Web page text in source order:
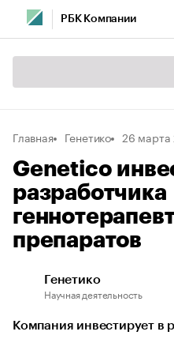
РБК Компании
Главная Генетико 26
Genetico
разработчика
препаратов
Генетико
Научная деятельность
Компания инвестирует в